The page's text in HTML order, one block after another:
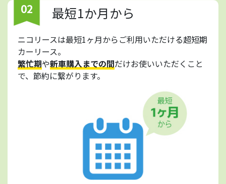
02 最短1か月から
ニコリースは最短1ヶ月からご利用いただける超短期
カーリース。
繁忙期や新車購入までの間だけお使いいただくこと
で、節約に繋がります。